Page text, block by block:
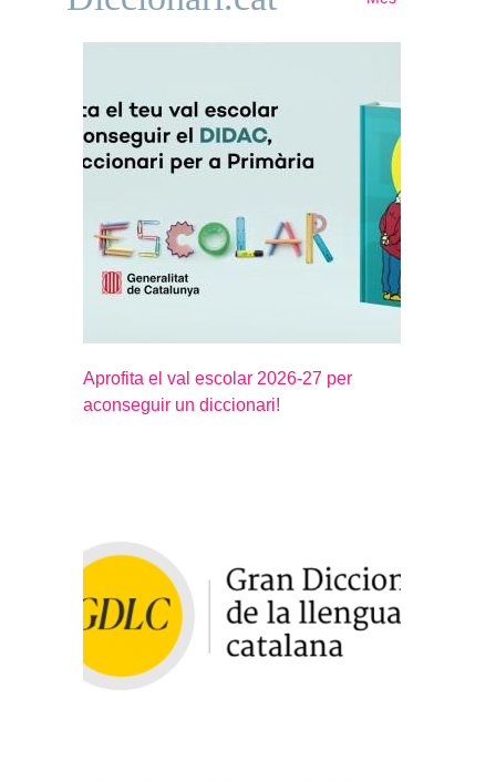
Aprofita el val escolar 2026-27 per
aconseguir un diccionari!